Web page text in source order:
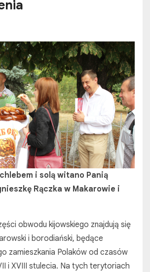
i solą witano Panią
Rączka w Makarowie i
obwodu kijowskiego znajdują się
i borodiański, będące
zamieszkania Polaków od czasów
i XVIII stulecia. Na tych terytoriach